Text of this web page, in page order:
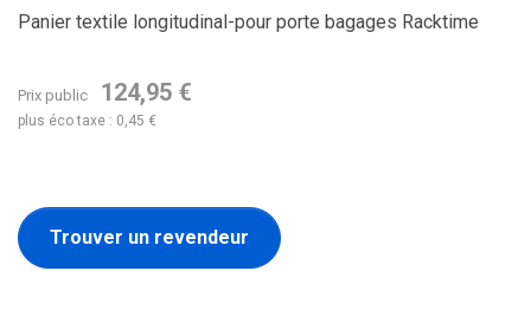
Panier textile longitudinal-pour porte bagages Racktime
Prix public 124,95 €
plus éco taxe : 0,45 €
Trouver un revendeur